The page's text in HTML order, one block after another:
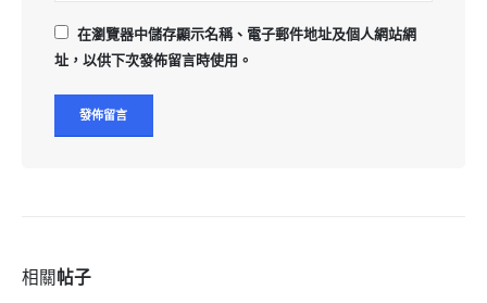
在瀏覽器中儲存顯示名稱、電子郵件地址及個人網站網
址，以供下次發佈留言時使用。
相關帖子